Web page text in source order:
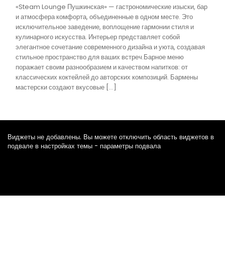
«Steam Lounge Пушкинская» — гастрономические изыски, бар
и атмосфера комфорта, объединенные в одном месте. Это
исключительное заведение, воплощение гармонии стиля и
кулинарного искусства. Интерьер представляет собой
элегантное сочетание современного дизайна и уюта, создавая
стильное пространство для ваших встреч.Барное меню
поражает своим разнообразием и качеством напитков: от
классических коктейлей до авторских композиций. Бармены
мастерски создают вкусовые […]
Виджеты не добавлены. Вы можете отключить область виджетов в
подвале в настройках темы - параметры подвала